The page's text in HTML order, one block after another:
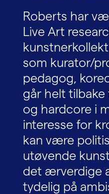
Roberts har
Live Art
som kurator/
pedagog,
går helt
og hardcore i
interesse for
kan være
utøvende
det ærverdige
tydelig på